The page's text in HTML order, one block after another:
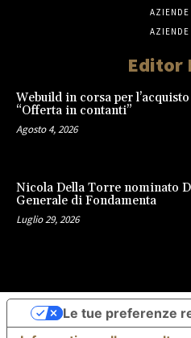
AZIENDE
AZIENDE
Editor
Webuild in corsa per
“Offerta in contanti”
Agosto 4, 2026
Nicola Della Torre nominato
Generale di Fondamenta
Luglio 29, 2026
Le tue preferenze